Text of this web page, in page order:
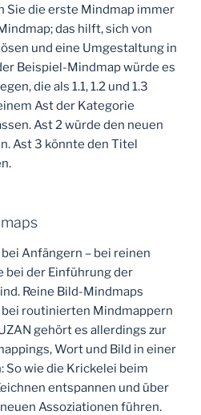
Sie die erste Mindmap immer
das hilft, sich von
und eine Umgestaltung in
Beispiel-Mindmap würde es
die als 1.1, 1.2 und 1.3
Ast der Kategorie
Ast 2 würde den neuen
Ast 3 könnte den Titel
Anfängern – bei reinen
bei der Einführung der
Reine Bild-Mindmaps
routinierten Mindmappern
gehört es allerdings zur
Wort und Bild in einer
So wie die Krickelei beim
entspannen und über
Assoziationen führen.